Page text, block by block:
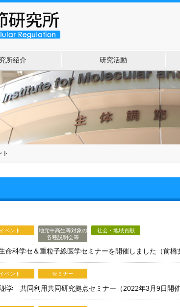
所紹介 研究活動
ト
イベント
地元中高生等対象の
各種説明会等
社会・地域貢献
命科学セ＆重粒子線医学セミナーを開催しました（前橋
イベント セミナー
学 共同利用共同研究拠点セミナー（2022年3月9日開